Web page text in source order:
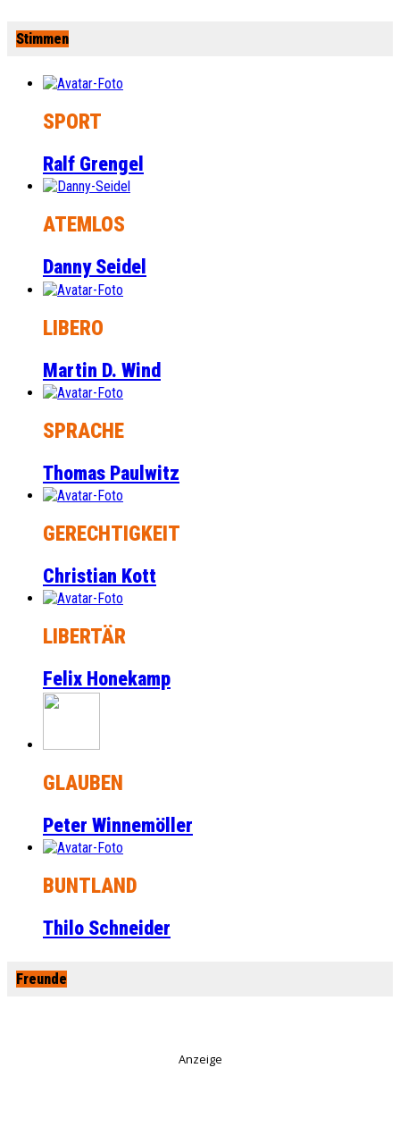
Stimmen
SPORT
Ralf Grengel
ATEMLOS
Danny Seidel
LIBERO
Martin D. Wind
SPRACHE
Thomas Paulwitz
GERECHTIGKEIT
Christian Kott
LIBERTÄR
Felix Honekamp
GLAUBEN
Peter Winnemöller
BUNTLAND
Thilo Schneider
Freunde
Anzeige